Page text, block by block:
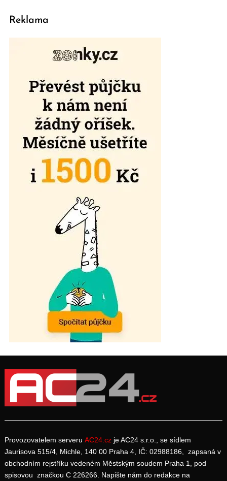
Reklama
Provozovatelem serveru AC24.cz je AC24 s.r.o., se sídlem
Jaurisova 515/4, Michle, 140 00 Praha 4, IČ: 02988186, zapsaná v
obchodním rejstříku vedeném Městským soudem Praha 1, pod
spisovou značkou C 226266. Napište nám do redakce na